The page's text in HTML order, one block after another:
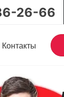
26-66
Контакты